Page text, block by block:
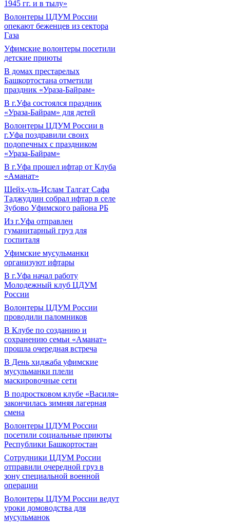
1945 гг. и в тылу»
Волонтеры ЦДУМ России
опекают беженцев из сектора
Газа
Уфимские волонтеры посетили
детские приюты
В домах престарелых
Башкортостана отметили
праздник «Ураза-Байрам»
В г.Уфа состоялся праздник
«Ураза-Байрам» для детей
Волонтеры ЦДУМ России в
г.Уфа поздравили своих
подопечных с праздником
«Ураза-Байрам»
В г.Уфа прошел ифтар от Клуба
«Аманат»
Шейх-уль-Ислам Талгат Сафа
Таджуддин собрал ифтар в селе
Зубово Уфимского района РБ
Из г.Уфа отправлен
гуманитарный груз для
госпиталя
Уфимские мусульманки
организуют ифтары
В г.Уфа начал работу
Молодежный клуб ЦДУМ
России
Волонтеры ЦДУМ России
проводили паломников
В Клубе по созданию и
сохранению семьи «Аманат»
прошла очередная встреча
В День хиджаба уфимские
мусульманки плели
маскировочные сети
В подростковом клубе «Василя»
закончилась зимняя лагерная
смена
Волонтеры ЦДУМ России
посетили социальные приюты
Республики Башкортостан
Сотрудники ЦДУМ России
отправили очередной груз в
зону специальной военной
операции
Волонтеры ЦДУМ России ведут
уроки домоводства для
мусульманок